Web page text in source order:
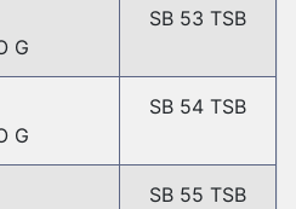
G
SB 53 TSB
G
SB 54 TSB
SB 55 TSB